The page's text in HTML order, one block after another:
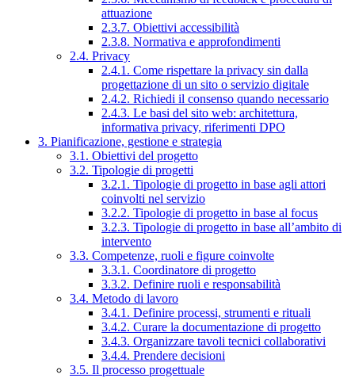
attuazione
2.3.7. Obiettivi accessibilità
2.3.8. Normativa e approfondimenti
2.4. Privacy
2.4.1. Come rispettare la privacy sin dalla
progettazione di un sito o servizio digitale
2.4.2. Richiedi il consenso quando necessario
2.4.3. Le basi del sito web: architettura,
informativa privacy, riferimenti DPO
3. Pianificazione, gestione e strategia
3.1. Obiettivi del progetto
3.2. Tipologie di progetti
3.2.1. Tipologie di progetto in base agli attori
coinvolti nel servizio
3.2.2. Tipologie di progetto in base al focus
3.2.3. Tipologie di progetto in base all’ambito di
intervento
3.3. Competenze, ruoli e figure coinvolte
3.3.1. Coordinatore di progetto
3.3.2. Definire ruoli e responsabilità
3.4. Metodo di lavoro
3.4.1. Definire processi, strumenti e rituali
3.4.2. Curare la documentazione di progetto
3.4.3. Organizzare tavoli tecnici collaborativi
3.4.4. Prendere decisioni
3.5. Il processo progettuale